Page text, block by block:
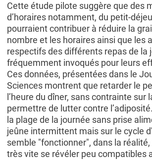
Cette étude pilote suggère que des
d’horaires notamment, du petit-
pourraient contribuer à réduire la
nombre et les horaires ainsi que les
respectifs des différents repas de la
fréquemment invoqués pour leurs
Ces données, présentées dans le
Sciences montrent que retarder le
l’heure du dîner, sans contrainte
permettre de lutter contre
la plage de la journée sans prise
jeûne intermittent mais sur le cycle
semble "fonctionner", dans la
très vite se révéler peu compatibles